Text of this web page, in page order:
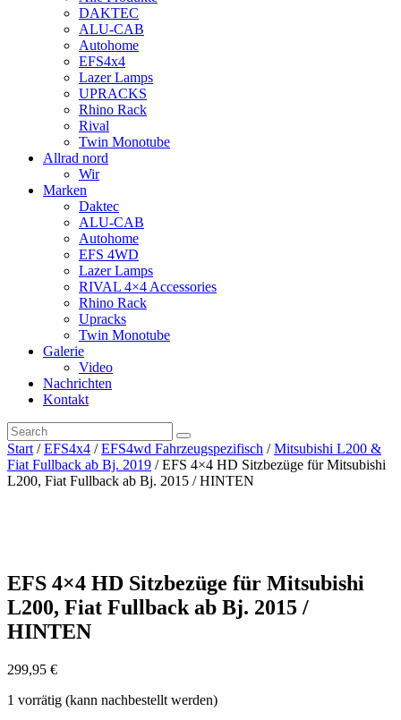
DAKTEC
ALU-CAB
Autohome
EFS4x4
Lazer Lamps
UPRACKS
Rhino Rack
Rival
Twin Monotube
Allrad nord
Wir
Marken
Daktec
ALU-CAB
Autohome
EFS 4WD
Lazer Lamps
RIVAL 4×4 Accessories
Rhino Rack
Upracks
Twin Monotube
Galerie
Video
Nachrichten
Kontakt
Start /EFS4x4 /EFS4wd Fahrzeugspezifisch /Mitsubishi L200 &
Fiat Fullback ab Bj. 2019 / EFS 4×4 HD Sitzbezüge für Mitsubishi
L200, Fiat Fullback ab Bj. 2015 / HINTEN
EFS 4×4 HD Sitzbezüge für Mitsubishi
L200, Fiat Fullback ab Bj. 2015 /
HINTEN
299,95 €
1 vorrätig (kann nachbestellt werden)